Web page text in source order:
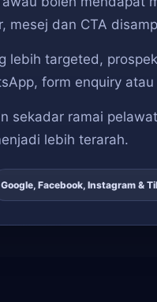
mesej dan CTA
lebih targeted,
form enquiry
sekadar ramai
lebih terarah.
Google, Facebook, Instagram &